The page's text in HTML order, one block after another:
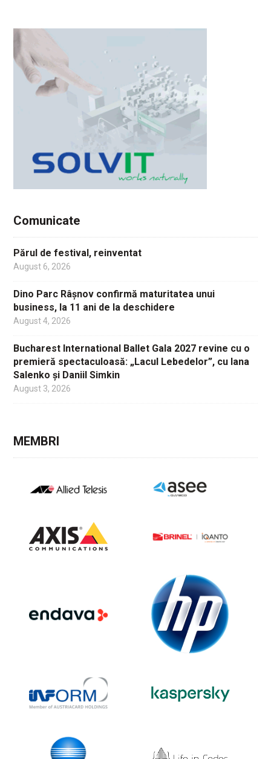
Comunicate
Părul de festival, reinventat
August 6, 2026
Dino Parc Râșnov confirmă maturitatea unui
business, la 11 ani de la deschidere
August 4, 2026
Bucharest International Ballet Gala 2027 revine cu o
premieră spectaculoasă: „Lacul Lebedelor”, cu Iana
Salenko și Daniil Simkin
August 3, 2026
MEMBRI